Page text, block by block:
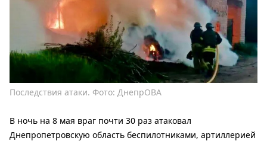
Последствия атаки. Фото: ДнепрОВА
В ночь на 8 мая враг почти 30 раз атаковал
Днепропетровскую область беспилотниками, артиллерией